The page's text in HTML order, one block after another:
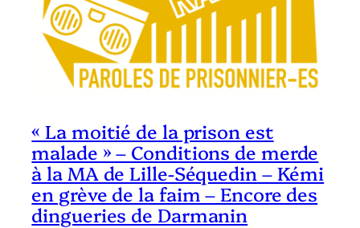
« La moitié de la prison est
malade » – Conditions de merde
à la MA de Lille-Séquedin – Kémi
en grève de la faim – Encore des
dingueries de Darmanin